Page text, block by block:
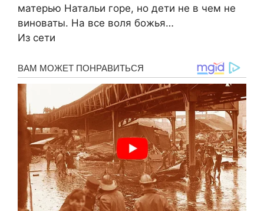
матерью Натальи горе, но дети не в чем не
виноваты. На все воля божья…
Из сети